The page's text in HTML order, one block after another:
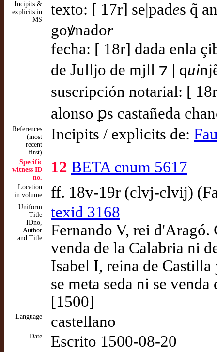
Incipits &
explicits in
MS
texto: [ 17r] se|pades q̃
goꝟnador
fecha: [ 18r] dada enla
de Julljo de mjll ⁊ | qui
suscripción notarial: [
alonso ꝑs castañeda
References
(most
recent
first)
Incipits / explicits de:
Specific
witness ID
no.
12 BETA cnum 5617
Location
in volume
ff. 18v-19r (clvj-clvij)
Uniform
Title
IDno,
Author
and Title
texid 3168
Fernando V, rei d'Aragó.
venda de la Calabria ni
Isabel I, reina de
se meta seda ni se
[1500]
Language castellano
Date Escrito 1500-08-20